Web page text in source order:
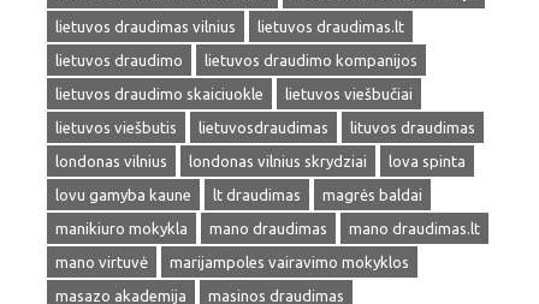
lietuvos draudimas vilnius
lietuvos draudimas.lt
lietuvos draudimo
lietuvos draudimo kompanijos
lietuvos draudimo skaiciuokle
lietuvos viešbučiai
lietuvos viešbutis
lietuvosdraudimas
lituvos draudimas
londonas vilnius
londonas vilnius skrydziai
lova spinta
lovu gamyba kaune
lt draudimas
magrės baldai
manikiuro mokykla
mano draudimas
mano draudimas.lt
mano virtuvė
marijampoles vairavimo mokyklos
masazo akademija
masinos draudimas